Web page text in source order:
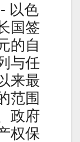
以色
国签
的自
与任
来最
范围
政府
权保